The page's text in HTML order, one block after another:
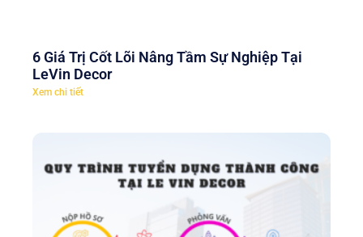
6 Giá Trị Cốt Lõi Nâng Tầm Sự Nghiệp Tại
LeVin Decor
Xem chi tiết